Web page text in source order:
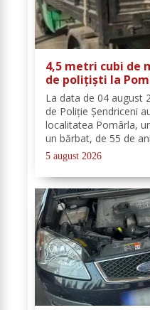
4,5 metri cubi de
de polițiști la
La data de 04 august
de Poliție Șendriceni
localitatea Pomârla,
un bărbat, de 55 de
verificărilor efectuate
faptul că acesta...
5 august 2026